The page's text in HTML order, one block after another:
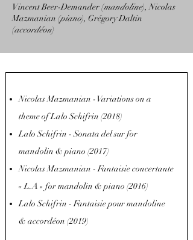
Vincent Beer-Demander (mandoline), Nicolas
Mazmanian (piano), Grégory Daltin
(accordéon)
Nicolas Mazmanian - Variations on a
theme of Lalo Schifrin (2018)
Lalo Schifrin - Sonata del sur for
mandolin & piano (2017)
Nicolas Mazmanian - Fantaisie concertante
« L.A » for mandolin & piano (2016)
Lalo Schifrin - Fantaisie pour mandoline
& accordéon (2019)